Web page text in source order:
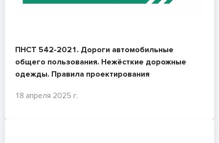
ПНСТ 542-2021. Дороги автомобильные
общего пользования. Нежёсткие дорожные
одежды. Правила проектирования
18 апреля 2025 г.